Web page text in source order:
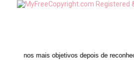
objetivos depois de reconhecermos a